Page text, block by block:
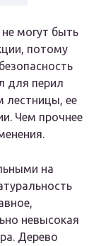
могут быть
потому
для перил
лестницы, ее
Чем прочнее
на
невысокая
Дерево